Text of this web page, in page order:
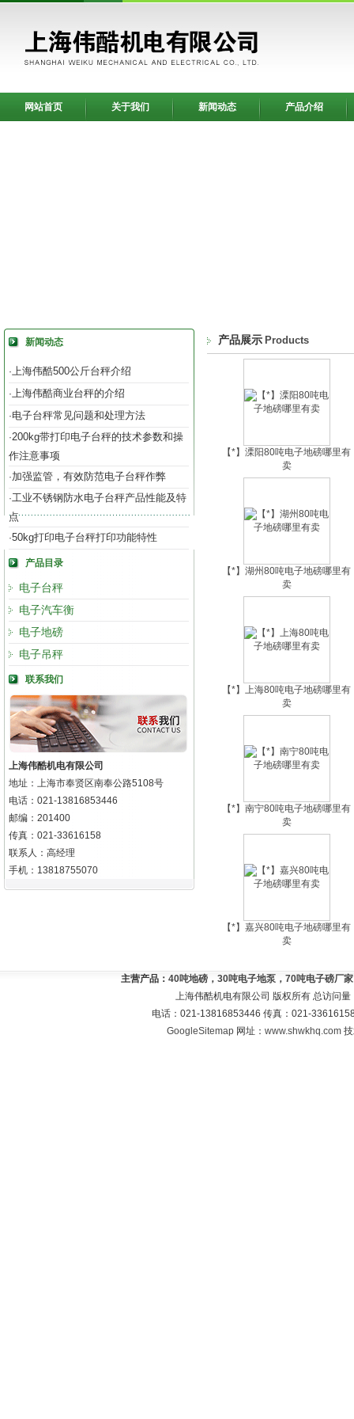
网站首页 关于我们 新闻动态 产品介绍
新闻动态
·上海伟酷500公斤台秤介绍
·上海伟酷商业台秤的介绍
·电子台秤常见问题和处理方法
·200kg带打印电子台秤的技术参数和操
作注意事项
·加强监管，有效防范电子台秤作弊
·工业不锈钢防水电子台秤产品性能及特
点
·50kg打印电子台秤打印功能特性
产品目录
电子台秤
电子汽车衡
电子地磅
电子吊秤
联系我们
上海伟酷机电有限公司
地址：上海市奉贤区南奉公路5108号
电话：021-13816853446
邮编：201400
传真：021-33616158
联系人：高经理
手机：13818755070
产品展示 Products
【*】溧阳80吨电子地磅哪里有
卖
【*】湖州80吨电子地磅哪里有
卖
【*】上海80吨电子地磅哪里有
卖
【*】南宁80吨电子地磅哪里有
卖
【*】嘉兴80吨电子地磅哪里有
卖
主营产品： 40吨地磅，30吨电子地泵，70吨电子磅厂
上海伟酷机电有限公司 版权所有 总访问量
电话：021-13816853446 传真：021-
GoogleSitemap 网址：www.shwkhq.com